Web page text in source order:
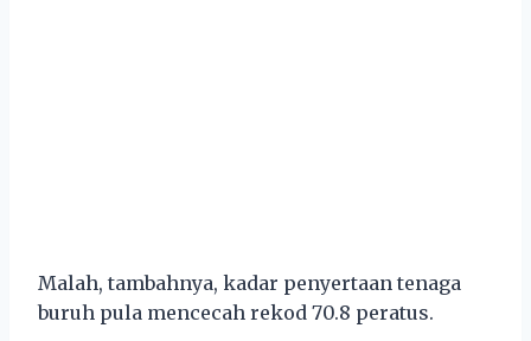
Malah, tambahnya, kadar penyertaan tenaga
buruh pula mencecah rekod 70.8 peratus.